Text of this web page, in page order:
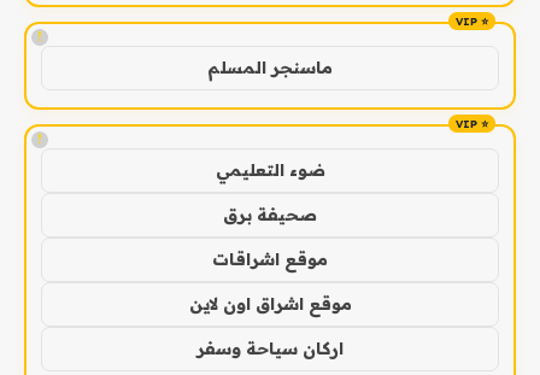
!
ماسنجر المسلم
!
ضوء التعليمي
صحيفة برق
موقع اشراقات
موقع اشراق اون لاين
اركان سياحة وسفر